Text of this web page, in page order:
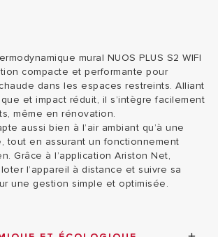
mural NUOS PLUS S2 WIFI
compacte et performante pour
dans les espaces restreints. Alliant
et impact réduit, il s’intègre facilement
même en rénovation.
aussi bien à l’air ambiant qu’à une
tout en assurant un fonctionnement
Grâce à l’application Ariston Net,
l’appareil à distance et suivre sa
une gestion simple et optimisée.